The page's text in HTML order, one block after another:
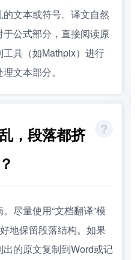
文本或符号。译文自然
公式部分，直接阅读原
具（如Mathpix）进行
文本部分。
，段落都挤
尽量使用“文档翻译”模
地保留段落结构。如果
的原文复制到Word或记